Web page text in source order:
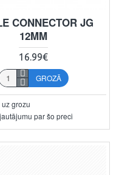
CONNECTOR JG
12MM
16.99€
GROZĀ
grozu
par šo preci